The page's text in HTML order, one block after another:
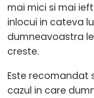
mai mici si mai
inlocui in cateva
dumneavoastra
creste.
Este recomandat
cazul in care